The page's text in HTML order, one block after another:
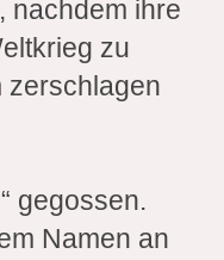
nachdem ihre
zu
zerschlagen
gegossen.
Namen an